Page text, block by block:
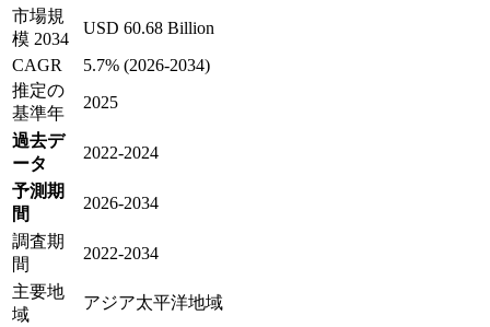
市場規
模 2034
USD 60.68 Billion
CAGR
5.7% (2026-2034)
推定の
基準年
2025
過去デ
ータ
2022-2024
予測期
間
2026-2034
調査期
間
2022-2034
主要地
域
アジア太平洋地域